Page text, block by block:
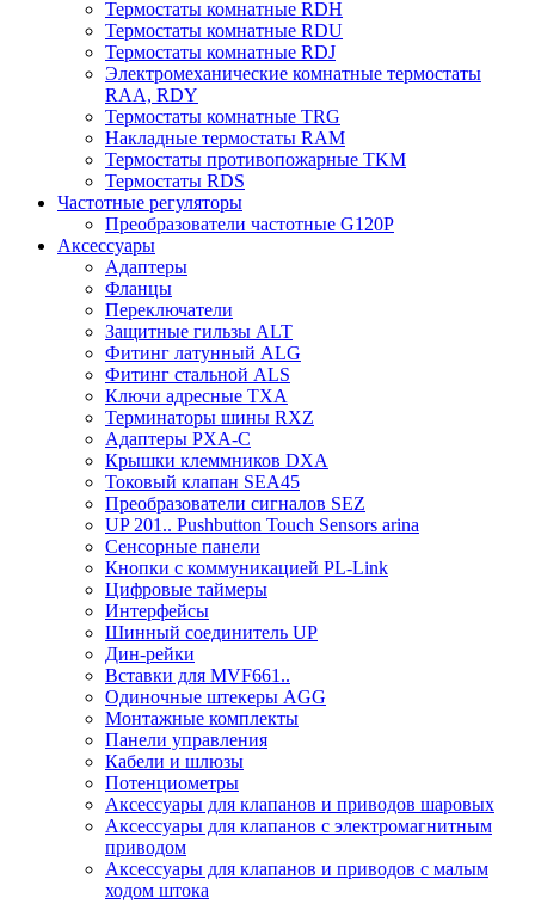
Термостаты комнатные RDH
Термостаты комнатные RDU
Термостаты комнатные RDJ
Электромеханические комнатные термостаты
RAA, RDY
Термостаты комнатные TRG
Накладные термостаты RAM
Термостаты противопожарные TKM
Термостаты RDS
Частотные регуляторы
Преобразователи частотные G120P
Аксессуары
Адаптеры
Фланцы
Переключатели
Защитные гильзы ALT
Фитинг латунный ALG
Фитинг стальной ALS
Ключи адресные TXA
Терминаторы шины RXZ
Адаптеры PXA-C
Крышки клеммников DXA
Токовый клапан SEA45
Преобразователи сигналов SEZ
UP 201.. Pushbutton Touch Sensors arina
Сенсорные панели
Кнопки с коммуникацией PL-Link
Цифровые таймеры
Интерфейсы
Шинный соединитель UP
Дин-рейки
Вставки для MVF661..
Одиночные штекеры AGG
Монтажные комплекты
Панели управления
Кабели и шлюзы
Потенциометры
Аксессуары для клапанов и приводов шаровых
Аксессуары для клапанов с электромагнитным
приводом
Аксессуары для клапанов и приводов с малым
ходом штока